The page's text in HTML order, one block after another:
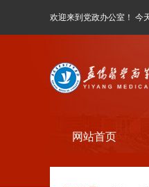
欢迎来到党政办公室！ 今
网站首页